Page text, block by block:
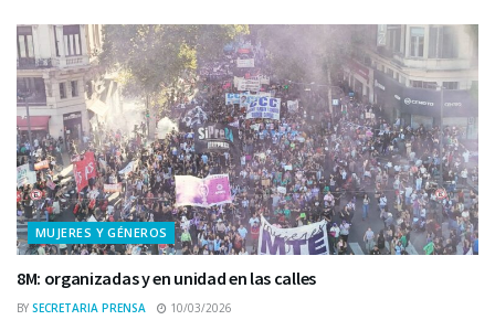
MUJERES Y GÉNEROS
8M: organizadas y en unidad en las calles
BY SECRETARIA PRENSA 10/03/2026